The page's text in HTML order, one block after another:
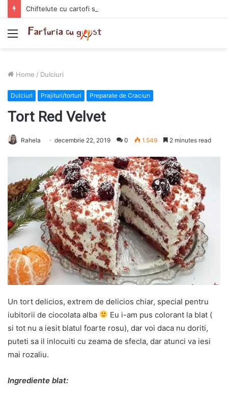
Chiftelute cu cartofi si smantana la cuptor
Menu
Home / Dulciuri
Dulciuri Prajituri/torturi Preparate de Craciun
Tort Red Velvet
Rahela decembrie 22, 2019 0 1.549 2 minutes read
Un tort delicios, extrem de delicios chiar, special pentru
iubitorii de ciocolata alba
Eu i-am pus colorant la blat (
si tot nu a iesit blatul foarte rosu), dar voi daca nu doriti,
puteti sa il inlocuiti cu zeama de sfecla, dar atunci va iesi
mai rozaliu.
Ingrediente blat: